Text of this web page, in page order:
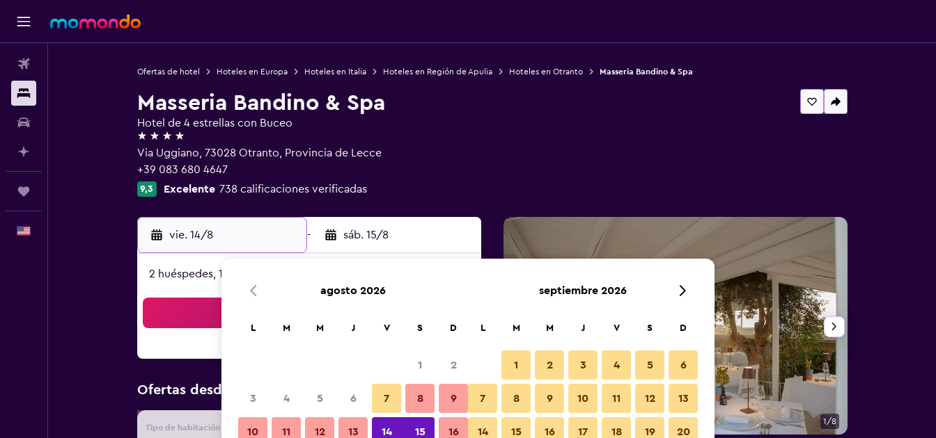
Ofertas de hotel Hoteles en Europa Hoteles en Italia Hoteles en Región de Apulia Hoteles en Otranto Masseria Bandino & Spa
Masseria Bandino & Spa
Hotel de 4 estrellas con Buceo
4 estrellas
Via Uggiano, 73028 Otranto, Provincia de Lecce
+39 083 680 4647
9,3 Excelente 738 calificaciones verificadas
vie. 14/8 - sáb. 15/8
2 huéspedes, 1 habitación
Ofertas desde Oferta más barata de precio por noche
Tipo de habitación Proveedor Total noche
Restaurante 1/8
agosto 2026
L M M J V S D
1 2
3 4 5 6 7 8 9
10 11 12 13 14 15 16
septiembre 2026
L M M J V S D
1 2 3 4 5 6
7 8 9 10 11 12 13
14 15 16 17 18 19 20